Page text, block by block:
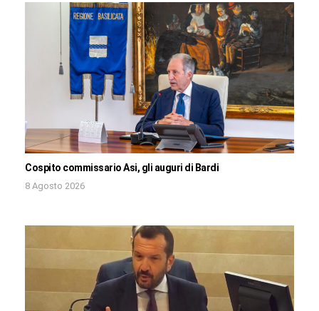
Cospito commissario Asi, gli auguri di Bardi
8 Agosto 2026